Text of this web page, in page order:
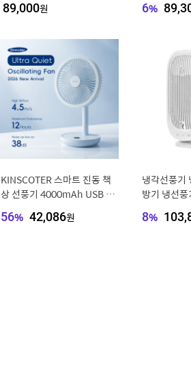
(5엽 날개, 3단계 풍속, 타이
89,000원 6%
KINSCOTER 스마트 진동 책
상 선풍기 4000mAh USB 각
가정/사무실/선물용 5풍속
56% 42,086원
냉각선풍기
방기 냉선
8%